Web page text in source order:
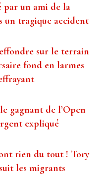
par un ami de la
un tragique accident
sur le terrain
fond en larmes
gagnant de l’Open
expliqué
rien du tout ! Tory
les migrants